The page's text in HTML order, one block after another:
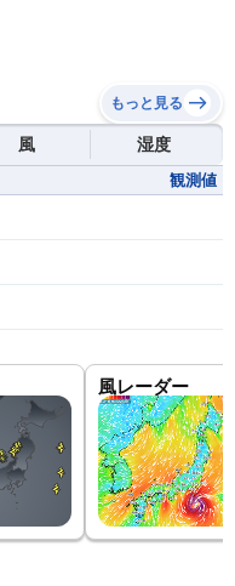
もっと見る
風 湿度
観測値
風レーダー